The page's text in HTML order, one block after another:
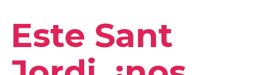
Este Sant